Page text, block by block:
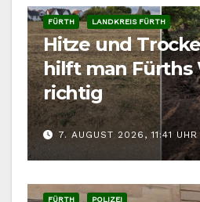
FÜRTH LANDKREIS FÜRTH
Hitze und
hilft man Fürths
richtig
7. AUGUST 2026, 11:41 UHR
FÜRTH POLIZEI